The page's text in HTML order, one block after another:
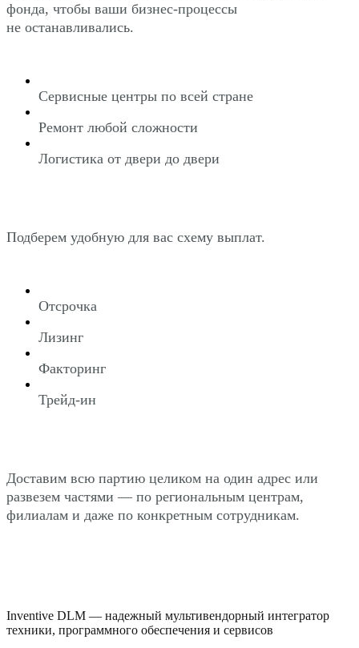
фонда, чтобы ваши бизнес-процессы
не останавливались.
Сервисные центры по всей стране
Ремонт любой сложности
Логистика от двери до двери
Подберем удобную для вас схему выплат.
Отсрочка
Лизинг
Факторинг
Трейд-ин
Доставим всю партию целиком на один адрес или
развезем частями — по региональным центрам,
филиалам и даже по конкретным сотрудникам.
Inventive DLM — надежный мультивендорный интегратор
техники, программного обеспечения и сервисов